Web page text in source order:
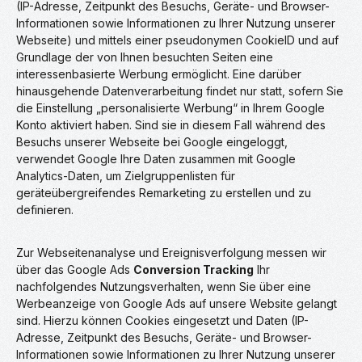
(IP-Adresse, Zeitpunkt des Besuchs, Geräte- und Browser-
Informationen sowie Informationen zu Ihrer Nutzung unserer
Webseite) und mittels einer pseudonymen CookieID und auf
Grundlage der von Ihnen besuchten Seiten eine
interessenbasierte Werbung ermöglicht. Eine darüber
hinausgehende Datenverarbeitung findet nur statt, sofern Sie
die Einstellung „personalisierte Werbung“ in Ihrem Google
Konto aktiviert haben. Sind sie in diesem Fall während des
Besuchs unserer Webseite bei Google eingeloggt,
verwendet Google Ihre Daten zusammen mit Google
Analytics-Daten, um Zielgruppenlisten für
geräteübergreifendes Remarketing zu erstellen und zu
definieren.
Zur Webseitenanalyse und Ereignisverfolgung messen wir
über das Google Ads Conversion Tracking Ihr
nachfolgendes Nutzungsverhalten, wenn Sie über eine
Werbeanzeige von Google Ads auf unsere Website gelangt
sind. Hierzu können Cookies eingesetzt und Daten (IP-
Adresse, Zeitpunkt des Besuchs, Geräte- und Browser-
Informationen sowie Informationen zu Ihrer Nutzung unserer